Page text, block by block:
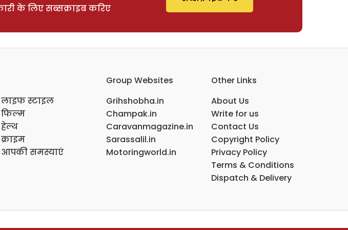
के लिए सब्सक्राइब करिए
लाइफ स्टाइल
फिल्म
हेल्थ
क्राइम
आपकी समस्याएं
Group Websites
Grihshobha.in
Champak.in
Caravanmagazine.in
Sarassalil.in
Motoringworld.in
Other Links
About Us
Write for us
Contact Us
Copyright Policy
Privacy Policy
Terms & Conditions
Dispatch & Delivery